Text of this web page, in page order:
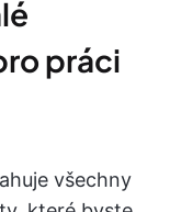
práci
všechny